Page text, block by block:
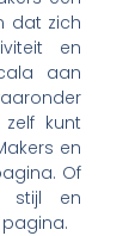
dat zich
en
aan
kunt
en
Of
stijl en
pagina.